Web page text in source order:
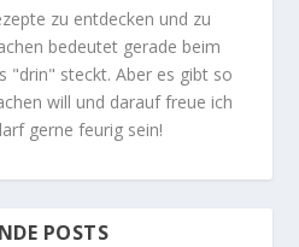
zu entdecken und zu
bedeutet gerade beim
"drin" steckt. Aber es gibt so
will und darauf freue ich
gerne feurig sein!
POSTS